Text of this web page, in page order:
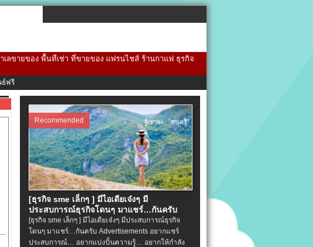
ลขายของ พื้นที่เช่า ที่ขายของ แฟรนไชส์ ร้านกาแฟ ธุรกิจ
ธ์ฟรี
Recommended
[ธุรกิจ sme เล็กๆ ] มีไอเดียเจ๋งๆ มี
ประสบการณ์ธุรกิจโดนๆ มาแชร์…กันครับ
[ธุรกิจ sme เล็กๆ ] มีไอเดียเจ๋งๆ มีประสบการณ์ธุรกิจ
โดนๆ มาแชร์…กันครับ Advertisements อยากแชร์
ประสบการณ์… อยากแบ่งปั้นความรู้… อยากให้กำลัง